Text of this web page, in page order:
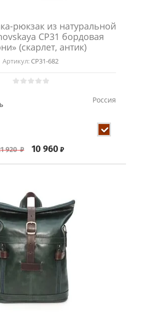
рюкзак из натуральной
СР31 бордовая
(скарлет, антик)
Артикул:СР31-682
Россия
920₽ 10 960 ₽